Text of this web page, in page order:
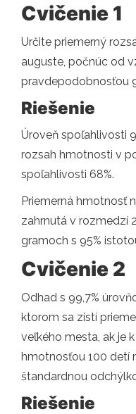
Cvičenie 1
Určite priemerný
auguste, počnúc od
pravdepodobnosťou
Riešenie
Úroveň spoľahlivosti
rozsah hmotnosti v
spoľahlivosti 68%.
Priemerná hmotnosť
zahrnutá v rozmedzí
gramoch s 95%
Cvičenie 2
Odhad s 99,7%
ktorom sa zistí
veľkého mesta, ak je
hmotnosťou 100 detí
štandardnou
Riešenie